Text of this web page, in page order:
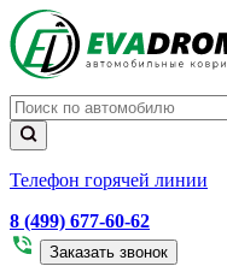
Телефон горячей линии
8 (499) 677-60-62
Заказать звонок